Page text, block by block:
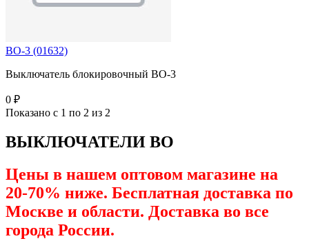
ВО-3 (01632)
Выключатель блокировочный ВО-3
0 ₽
Показано с 1 по 2 из 2
ВЫКЛЮЧАТЕЛИ ВО
Цены в нашем оптовом магазине на
20-70% ниже. Бесплатная доставка по
Москве и области. Доставка во все
города России.